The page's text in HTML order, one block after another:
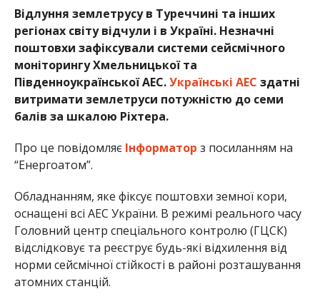
Відлуння землетрусу в Туреччині та інших
регіонах світу відчули і в Україні. Незначні
поштовхи зафіксували системи сейсмічного
моніторингу Хмельницької та
Південноукраїнської АЕС.Українські АЕС здатні
витримати землетруси потужністю до семи
балів за шкалою Ріхтера.
Про це повідомляє Інформатор з посиланням на
“Енергоатом”.
Обладнанням, яке фіксує поштовхи земної кори,
оснащені всі АЕС України. В режимі реального часу
Головний центр спеціального контролю (ГЦСК)
відслідковує та реєструє будь-які відхилення від
норми сейсмічної стійкості в районі розташування
атомних станцій.